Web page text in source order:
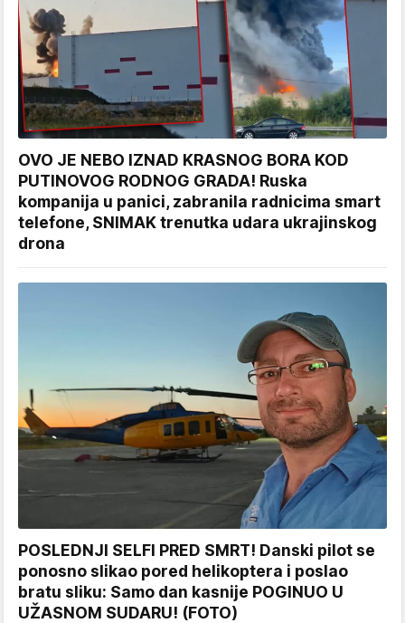
OVO JE NEBO IZNAD KRASNOG BORA KOD
PUTINOVOG RODNOG GRADA! Ruska
kompanija u panici, zabranila radnicima smart
telefone, SNIMAK trenutka udara ukrajinskog
drona
POSLEDNJI SELFI PRED SMRT! Danski pilot se
ponosno slikao pored helikoptera i poslao
bratu sliku: Samo dan kasnije POGINUO U
UŽASNOM SUDARU! (FOTO)